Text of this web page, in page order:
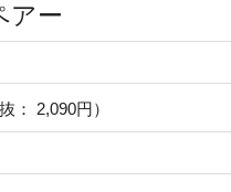
アー
抜： 2,090円）